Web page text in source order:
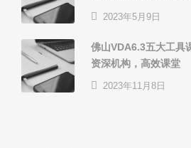
2023年5月9日
佛山VDA6.3五大工具
资深机构，高效课堂
2023年11月8日